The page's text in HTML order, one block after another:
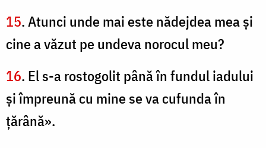
15. Atunci unde mai este nădejdea mea şi
cine a văzut pe undeva norocul meu?
16. El s-a rostogolit până în fundul iadului
şi împreună cu mine se va cufunda în
ţărână».